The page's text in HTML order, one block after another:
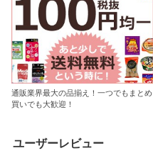
通販業界最大の品揃え！一つでもまとめ
買いでも大歓迎！
ユーザーレビュー